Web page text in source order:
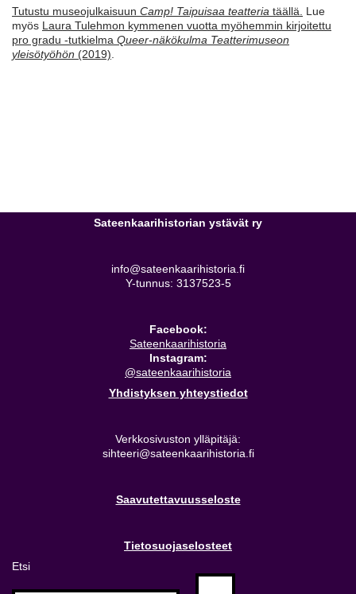
Tutustu museojulkaisuun Camp! Taipuisaa teatteria täällä.
Lue
myös Laura Tulehmon kymmenen vuotta myöhemmin kirjoitettu
pro gradu -tutkielma Queer-näkökulma Teatterimuseon
yleisötyöhön (2019)
Sateenkaarihistorian ystävät ry
info@sateenkaarihistoria.fi
Y-tunnus: 3137523-5
Facebook:
Sateenkaarihistoria
Instagram:
@sateenkaarihistoria
Yhdistyksen yhteystiedot
Verkkosivuston ylläpitäjä:
sihteeri@sateenkaarihistoria.fi
Saavutettavuusseloste
Tietosuojaselosteet
Etsi